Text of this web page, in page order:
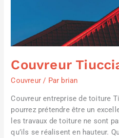
Couvreur
Couvreur / Par brian
Couvreur entreprise de toiture
pourrez prétendre être un
les travaux de toiture ne sont
qu’ils se réalisent en hauteur.